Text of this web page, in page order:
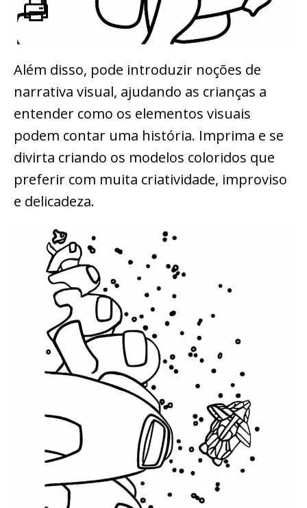
Além disso, pode introduzir noções de
narrativa visual, ajudando as crianças a
entender como os elementos visuais
podem contar uma história. Imprima e se
divirta criando os modelos coloridos que
preferir com muita criatividade, improviso
e delicadeza.